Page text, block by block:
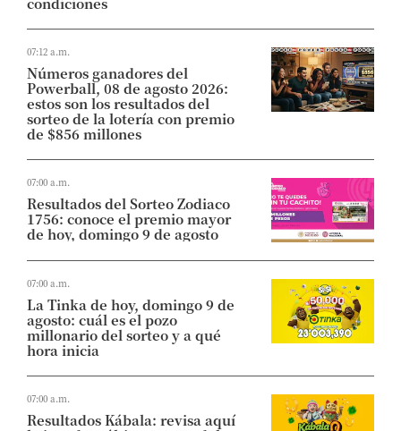
07:12 a.m.
Números ganadores del
Powerball, 08 de agosto 2026:
estos son los resultados del
sorteo de la lotería con premio
de $856 millones
07:00 a.m.
Resultados del Sorteo Zodiaco
1756: conoce el premio mayor
de hoy, domingo 9 de agosto
07:00 a.m.
La Tinka de hoy, domingo 9 de
agosto: cuál es el pozo
millonario del sorteo y a qué
hora inicia
07:00 a.m.
Resultados Kábala: revisa aquí